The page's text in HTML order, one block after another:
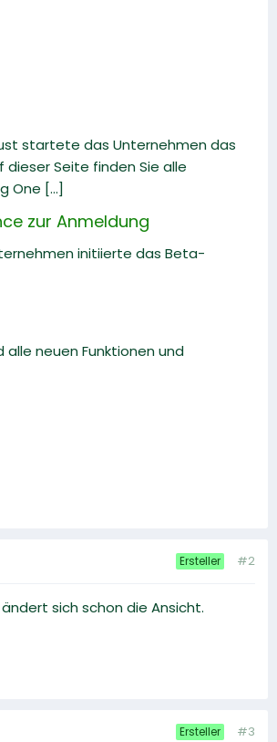
startete das Unternehmen das
Seite finden Sie alle
One [...]
zur Anmeldung
initiierte das Beta-
neuen Funktionen und
Ersteller #2
sich schon die Ansicht.
Ersteller #3